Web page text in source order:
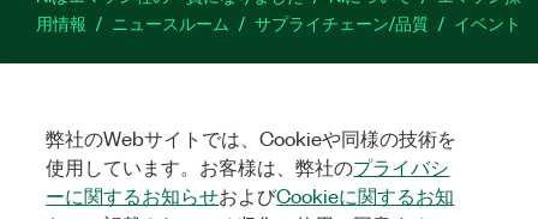
用情報
ニュースルーム サプライチェーン/品質 イベント
サポート
ム
製品のアクティブ化 サポートリクエスト
サイトに関
するご意見
弊社のWebサイトでは、Cookieや同様の技術を
使用しています。お客様は、弊社のプライバシ
ーに関するお知らせおよびCookieに関するお知